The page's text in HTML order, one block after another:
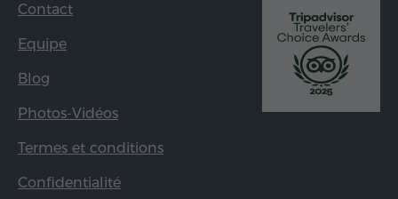
Contact
Equipe
Blog
Photos-Vidéos
Termes et conditions
Confidentialité